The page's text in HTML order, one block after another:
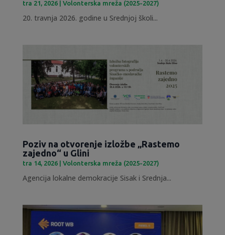
tra 21, 2026| Volonterska mreža (2025-2027)
20. travnja 2026. godine u Srednjoj školi...
Poziv na otvorenje izložbe „Rastemo
zajedno“ u Glini
tra 14, 2026| Volonterska mreža (2025-2027)
Agencija lokalne demokracije Sisak i Srednja...